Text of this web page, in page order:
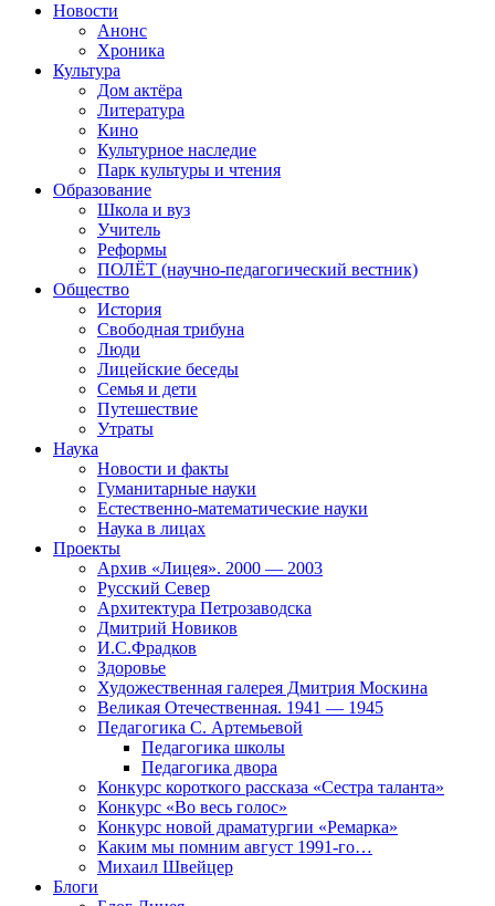
Новости
Анонс
Хроника
Культура
Дом актёра
Литература
Кино
Культурное наследие
Парк культуры и чтения
Образование
Школа и вуз
Учитель
Реформы
ПОЛЁТ (научно-педагогический вестник)
Общество
История
Свободная трибуна
Люди
Лицейские беседы
Семья и дети
Путешествие
Утраты
Наука
Новости и факты
Гуманитарные науки
Естественно-математические науки
Наука в лицах
Проекты
Архив «Лицея». 2000 — 2003
Русский Север
Архитектура Петрозаводска
Дмитрий Новиков
И.С.Фрадков
Здоровье
Художественная галерея Дмитрия Москина
Великая Отечественная. 1941 — 1945
Педагогика С. Артемьевой
Педагогика школы
Педагогика двора
Конкурс короткого рассказа «Сестра таланта»
Конкурс «Во весь голос»
Конкурс новой драматургии «Ремарка»
Каким мы помним август 1991-го…
Михаил Швейцер
Блоги